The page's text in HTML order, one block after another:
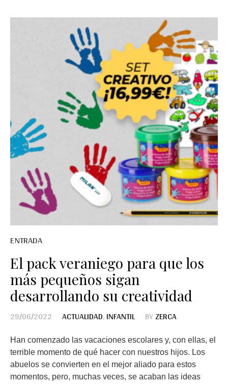
ENTRADA
El pack veraniego para que los
más pequeños sigan
desarrollando su creatividad
29/06/2022 ACTUALIDAD,INFANTIL BYZERCA
Han comenzado las vacaciones escolares y, con ellas, el
terrible momento de qué hacer con nuestros hijos. Los
abuelos se convierten en el mejor aliado para estos
momentos, pero, muchas veces, se acaban las ideas